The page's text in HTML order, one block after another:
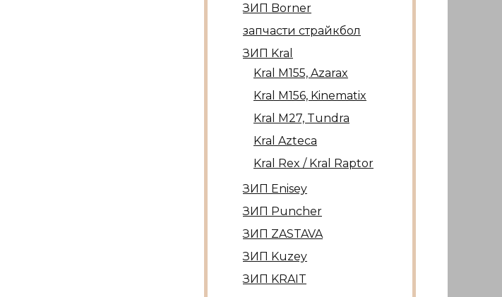
ЗИП Borner
запчасти страйкбол
ЗИП Kral
Kral М155, Azarax
Kral М156, Kinematix
Kral М27, Tundra
Kral Azteca
Kral Rex / Kral Raptor
ЗИП Enisey
ЗИП Puncher
ЗИП ZASTAVA
ЗИП Kuzey
ЗИП KRAIT